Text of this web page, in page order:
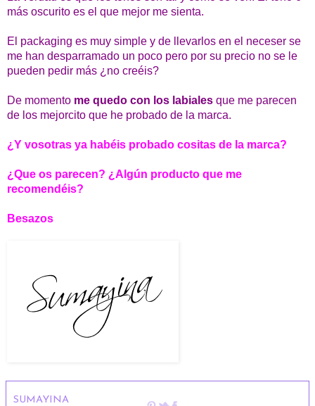
más oscurito es el que mejor me sienta.
El packaging es muy simple y de llevarlos en el neceser se
me han desparramado un poco pero por su precio no se le
pueden pedir más ¿no creéis?
De momento me quedo con los labiales que me parecen
de los mejorcito que he probado de la marca.
¿Y vosotras ya habéis probado cositas de la marca?
¿Que os parecen? ¿Algún producto que me
recomendéis?
Besazos
SUMAYINA